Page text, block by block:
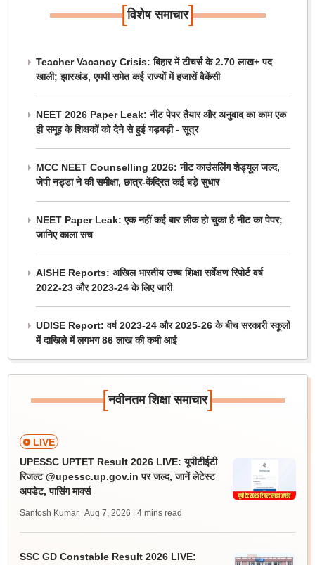
[विशेष समाचार]
Teacher Vacancy Crisis: बिहार में टीचर्स के 2.70 लाख+ पद
खाली; झारखंड, एमपी समेत कई राज्यों में हजारों वैकेंसी
NEET 2026 Paper Leak: नीट पेपर तैयार और अनुवाद का काम एक
ही समूह के शिक्षकों को देने से हुई गड़बड़ी - सूत्र
MCC NEET Counselling 2026: नीट काउंसलिंग शेड्यूल जल्द,
जेपी नड्डा ने की समीक्षा, छात्र-केंद्रित कई बड़े सुधार
NEET Paper Leak: एक नहीं कई बार लीक हो चुका है नीट का पेपर;
जानिए काला सच
AISHE Reports: अखिल भारतीय उच्च शिक्षा सर्वेक्षण रिपोर्ट वर्ष
2022-23 और 2023-24 के लिए जारी
UDISE Report: वर्ष 2023-24 और 2025-26 के बीच सरकारी स्कूलों
में दाखिले में लगभग 86 लाख की कमी आई
[नवीनतम शिक्षा समाचार]
LIVE
UPESSC UPTET Result 2026 LIVE: यूपीटीईटी
रिजल्ट @upessc.up.gov.in पर जल्द, जानें लेटेस्ट
अपडेट, पासिंग मार्क्स
Santosh Kumar | Aug 7, 2026 | 4 mins read
SSC GD Constable Result 2026 LIVE: